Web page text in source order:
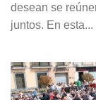
desean se
juntos. En esta...